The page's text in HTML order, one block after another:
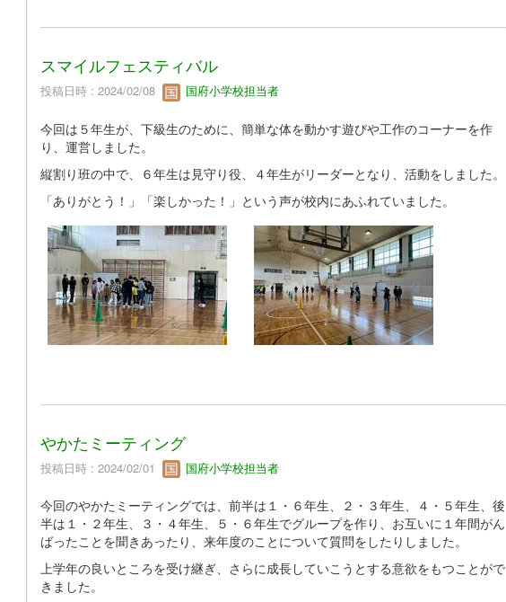
スマイルフェスティバル
投稿日時 : 2024/02/08 国府小学校担当者
今回は５年生が、下級生のために、簡単な体を動かす遊びや工作のコーナーを作
り、運営しました。
縦割り班の中で、６年生は見守り役、４年生がリーダーとなり、活動をしました。
「ありがとう！」「楽しかった！」という声が校内にあふれていました。
やかたミーティング
投稿日時 : 2024/02/01 国府小学校担当者
今回のやかたミーティングでは、前半は１・６年生、２・３年生、４・５年生、後
半は１・２年生、３・４年生、５・６年生でグループを作り、お互いに１年間がん
ばったことを聞きあったり、来年度のことについて質問をしたりしました。
上学年の良いところを受け継ぎ、さらに成長していこうとする意欲をもつことがで
きました。